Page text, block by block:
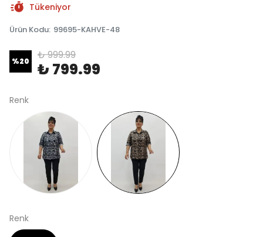
Tükeniyor
Ürün Kodu: 99695-KAHVE-48
%20 ₺ 999.99
₺ 799.99
Renk
Renk